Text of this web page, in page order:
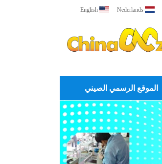
English Nederlands
الموقع الرسمي الصيني